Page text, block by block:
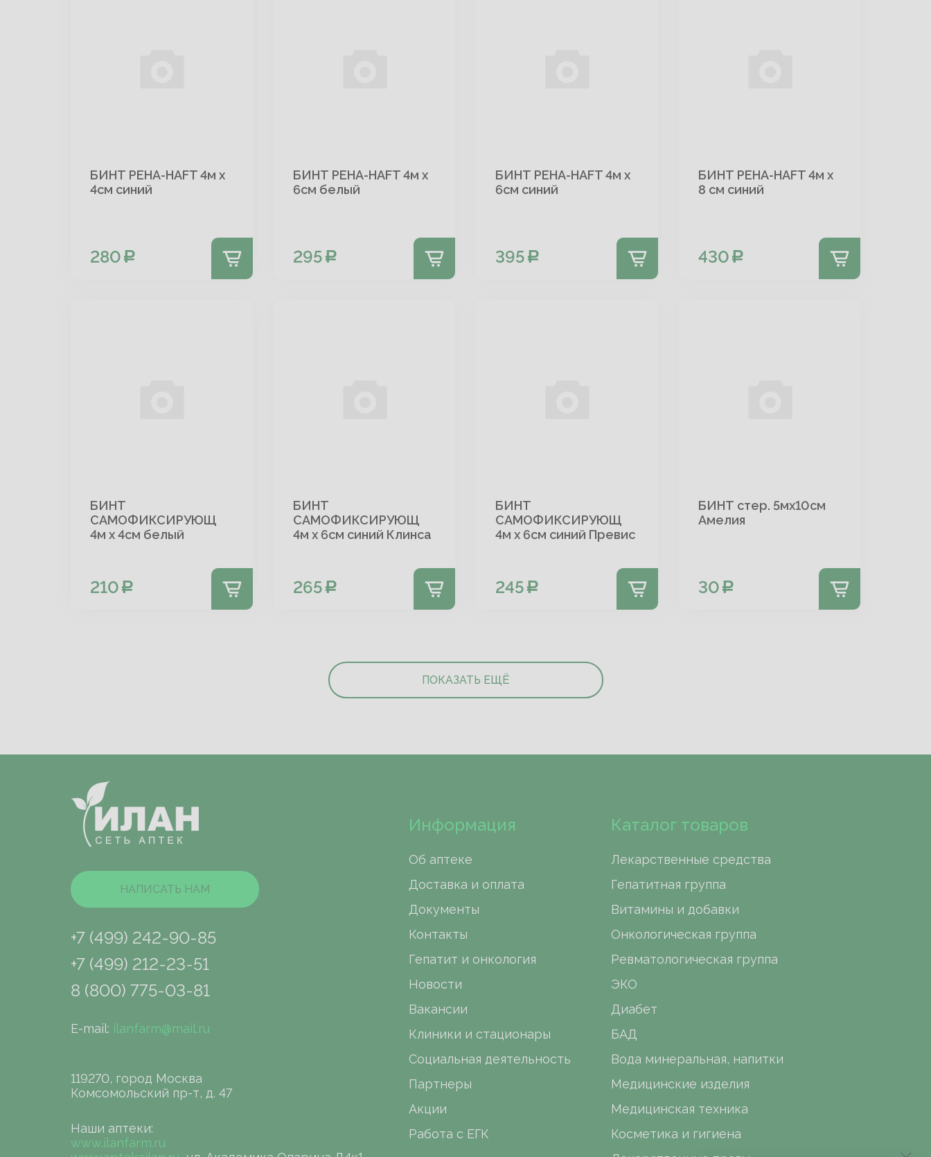
БИНТ PEHA-HAFT 4м х
4см синий
280
БИНТ PEHA-HAFT 4м х
6см белый
295
БИНТ PEHA-HAFT 4м х
6см синий
395
БИНТ PEHA-HAFT 4м х
8 см синий
430
БИНТ
САМОФИКСИРУЮЩ
4м х 4см белый
210
БИНТ
САМОФИКСИРУЮЩ
4м х 6см синий Клинса
265
БИНТ
САМОФИКСИРУЮЩ
4м х 6см синий Превис
245
БИНТ стер. 5мх10см
Амелия
30
ПОКАЗАТЬ ЕЩЁ
НАПИСАТЬ НАМ
+7 (499) 242-90-85
+7 (499) 212-23-51
8 (800) 775-03-81
E-mail: ilanfarm@mail.ru
119270, город Москва
Комсомольский пр-т, д. 47
Наши аптеки:
www.ilanfarm.ru
Информация
Об аптеке
Доставка и оплата
Документы
Контакты
Гепатит и онкология
Новости
Вакансии
Клиники и стационары
Социальная деятельность
Партнеры
Акции
Работа с ЕГК
Каталог товаров
Лекарственные средства
Гепатитная группа
Витамины и добавки
Онкологическая группа
Ревматологическая группа
ЭКО
Диабет
БАД
Вода минеральная, напитки
Медицинские изделия
Медицинская техника
Косметика и гигиена